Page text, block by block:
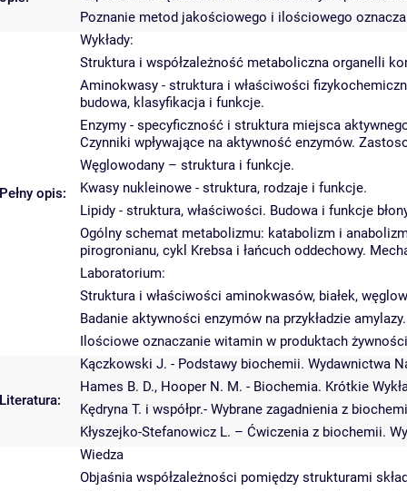
Poznanie metod jakościowego i ilościowego
Pełny opis:
Wykłady:
Struktura i współzależność metaboliczna organelli
Aminokwasy - struktura i właściwości
budowa, klasyfikacja i funkcje.
Enzymy - specyficzność i struktura miejsca
Czynniki wpływające na aktywność enzymów.
Węglowodany – struktura i funkcje.
Kwasy nukleinowe - struktura, rodzaje i funkcje.
Lipidy - struktura, właściwości. Budowa i funkcje
Ogólny schemat metabolizmu: katabolizm i
pirogronianu, cykl Krebsa i łańcuch oddechowy.
Laboratorium:
Struktura i właściwości aminokwasów, białek,
Badanie aktywności enzymów na przykładzie amylazy.
Ilościowe oznaczanie witamin w produktach
Literatura:
Kączkowski J. - Podstawy biochemii. Wydawnictwa
Hames B. D., Hooper N. M. - Biochemia. Krótkie
Kędryna T. i współpr.- Wybrane zagadnienia z
Kłyszejko-Stefanowicz L. – Ćwiczenia z biochemii.
Wiedza
Objaśnia współzależności pomiędzy strukturami